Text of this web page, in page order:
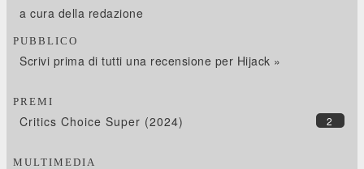
a cura della redazione
PUBBLICO
Scrivi prima di tutti una recensione per Hijack »
PREMI
2
Critics Choice Super (2024)
MULTIMEDIA